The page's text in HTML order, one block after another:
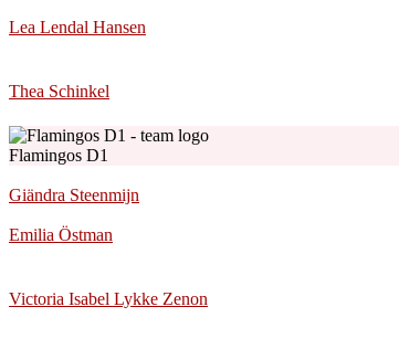
Lea Lendal Hansen
Thea Schinkel
Flamingos D1
Giändra Steenmijn
Emilia Östman
Victoria Isabel Lykke Zenon